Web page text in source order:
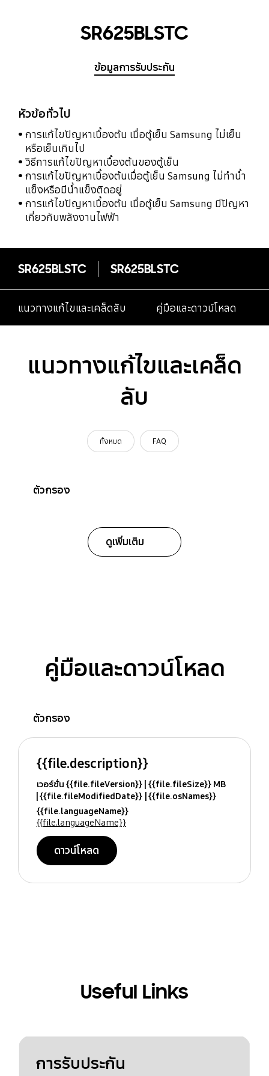
SR625BLSTC
ข้อมูลการรับประกัน
หัวข้อทั่วไป
การแก้ไขปัญหาเบื้องต้น เมื่อตู้เย็น Samsung ไม่เย็น
หรือเย็นเกินไป
วิธีการแก้ไขปัญหาเบื้องต้นของตู้เย็น
การแก้ไขปัญหาเบื้องต้นเมื่อตู้เย็น Samsung ไม่ทำน้ำ
แข็งหรือมีน้ำแข็งติดอยู่
การแก้ไขปัญหาเบื้องต้น เมื่อตู้เย็น Samsung มีปัญหา
เกี่ยวกับพลังงานไฟฟ้า
SR625BLSTC SR625BLSTC
แนวทางแก้ไขและเคล็ดลับ คู่มือและดาวน์โหลด
แนวทางแก้ไขและเคล็ด
ลับ
ทั้งหมด FAQ
ตัวกรอง
ดูเพิ่มเติม
คู่มือและดาวน์โหลด
ตัวกรอง
{{file.description}}
เวอร์ชั่น {{file.fileVersion}} {{file.fileSize}} MB
{{file.fileModifiedDate}} {{file.osNames}}
{{file.languageName}}
{{file.languageName}}
ดาวน์โหลด
Useful Links
การรับประกัน